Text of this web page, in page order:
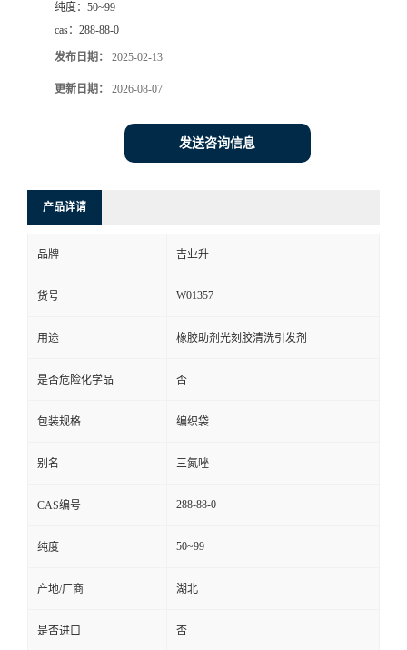
纯度： 50~99
cas： 288-88-0
发布日期： 2025-02-13
更新日期： 2026-08-07
发送咨询信息
产品详请
品牌 吉业升
货号 W01357
用途 橡胶助剂光刻胶清洗引发剂
是否危险化学品 否
包装规格 编织袋
别名 三氮唑
CAS编号 288-88-0
纯度 50~99
产地/厂商 湖北
是否进口 否